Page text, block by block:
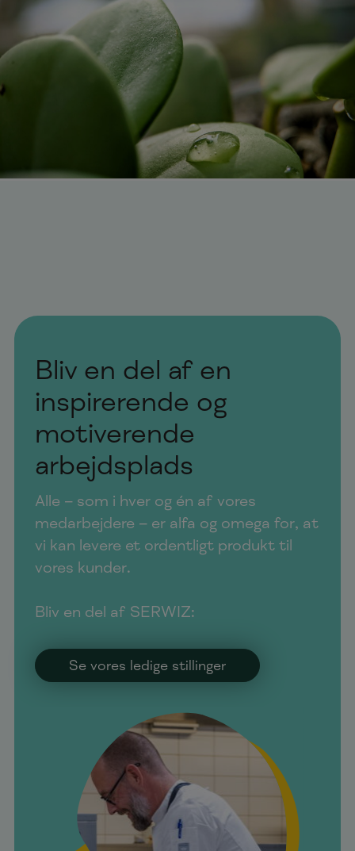
Bliv en del af en
inspirerende og
motiverende
arbejdsplads
Alle – som i hver og én af vores
medarbejdere – er alfa og omega for, at
vi kan levere et ordentligt produkt til
vores kunder.
Bliv en del af SERWIZ:
Se vores ledige stillinger